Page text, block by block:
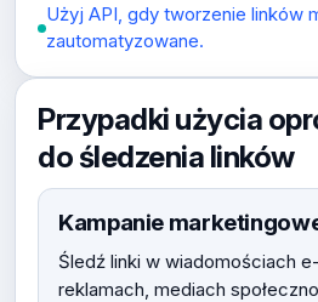
Użyj API, gdy tworzenie linków
zautomatyzowane.
Przypadki użycia
do śledzenia linków
Kampanie
Śledź linki w wiadomościach
reklamach, mediach